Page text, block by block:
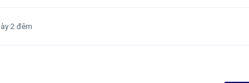
2 đêm